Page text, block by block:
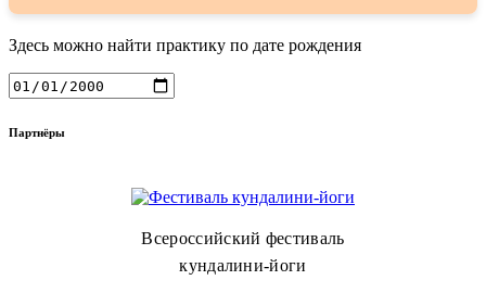
Здесь можно найти практику по дате рождения
Партнёры
Всероссийский фестиваль
кундалини-йоги